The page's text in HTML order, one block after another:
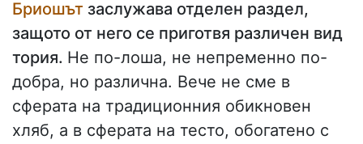
Бриошът заслужава отделен раздел,
защото от него се приготвя различен вид
тория. Не по-лоша, не непременно по-
добра, но различна. Вече не сме в
сферата на традиционния обикновен
хляб, а в сферата на тесто, обогатено с